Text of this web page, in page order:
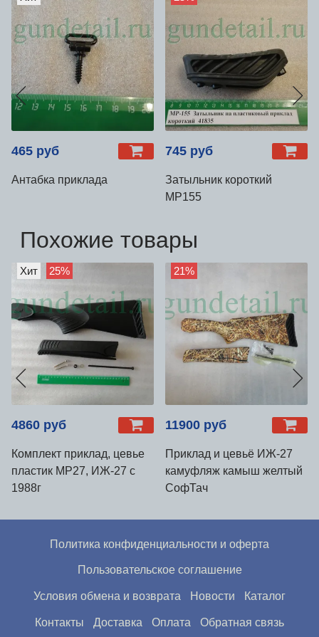
465 руб
Антабка приклада
745 руб
Затыльник короткий
МР155
Похожие товары
Хит 25%
4860 руб
Комплект приклад, цевье
пластик МР27, ИЖ-27 с
1988г
21%
11900 руб
Приклад и цевьё ИЖ-27
камуфляж камыш желтый
СофТач
Политика конфиденциальности и оферта
Пользовательское соглашение
Условия обмена и возврата Новости Каталог
Контакты Доставка Оплата Обратная связь